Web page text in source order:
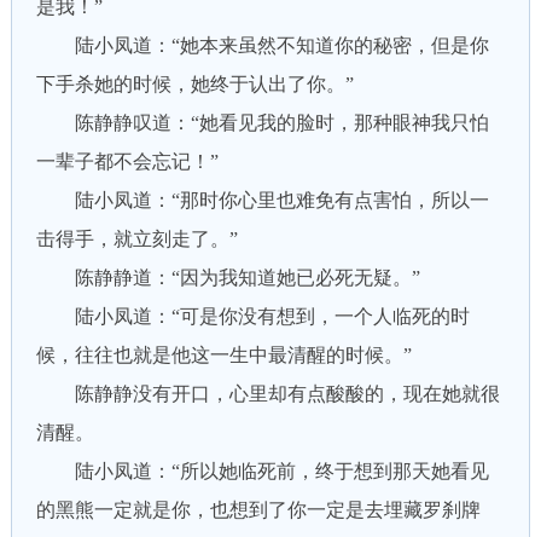
是我！”
陆小凤道：“她本来虽然不知道你的秘密，但是你
下手杀她的时候，她终于认出了你。”
陈静静叹道：“她看见我的脸时，那种眼神我只怕
一辈子都不会忘记！”
陆小凤道：“那时你心里也难免有点害怕，所以一
击得手，就立刻走了。”
陈静静道：“因为我知道她已必死无疑。”
陆小凤道：“可是你没有想到，一个人临死的时
候，往往也就是他这一生中最清醒的时候。”
陈静静没有开口，心里却有点酸酸的，现在她就很
清醒。
陆小凤道：“所以她临死前，终于想到那天她看见
的黑熊一定就是你，也想到了你一定是去埋藏罗刹牌